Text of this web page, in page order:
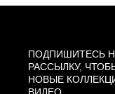
ПОДПИШИТЕСЬ
РАССЫЛКУ,
НОВЫЕ
ВИДЕО